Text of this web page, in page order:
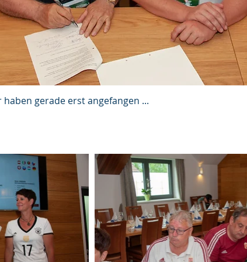
haben gerade erst angefangen ...